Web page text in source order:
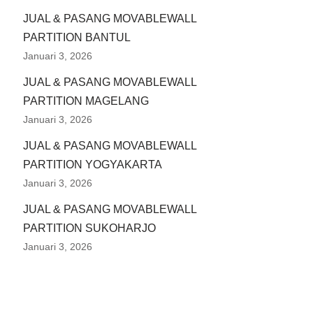
JUAL & PASANG MOVABLEWALL
PARTITION BANTUL
Januari 3, 2026
JUAL & PASANG MOVABLEWALL
PARTITION MAGELANG
Januari 3, 2026
JUAL & PASANG MOVABLEWALL
PARTITION YOGYAKARTA
Januari 3, 2026
JUAL & PASANG MOVABLEWALL
PARTITION SUKOHARJO
Januari 3, 2026